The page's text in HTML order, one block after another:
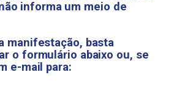
informa um meio de
manifestação, basta
o formulário abaixo ou, se
e-mail para: